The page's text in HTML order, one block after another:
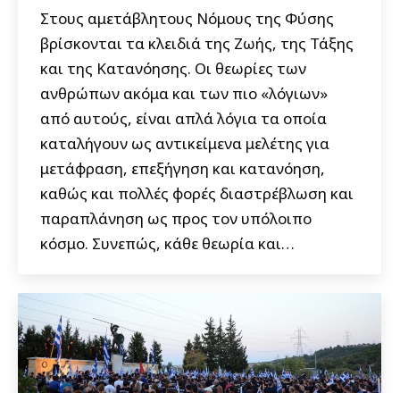
Στους αμετάβλητους Νόμους της Φύσης
βρίσκονται τα κλειδιά της Ζωής, της Τάξης
και της Κατανόησης. Οι θεωρίες των
ανθρώπων ακόμα και των πιο «λόγιων»
από αυτούς, είναι απλά λόγια τα οποία
καταλήγουν ως αντικείμενα μελέτης για
μετάφραση, επεξήγηση και κατανόηση,
καθώς και πολλές φορές διαστρέβλωση και
παραπλάνηση ως προς τον υπόλοιπο
κόσμο. Συνεπώς, κάθε θεωρία και…